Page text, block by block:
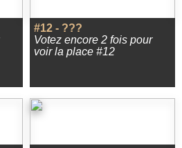
#12 - ???
Votez encore 2 fois pour
voir la place #12